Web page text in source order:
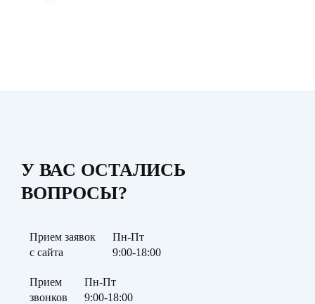
У ВАС ОСТАЛИСЬ
ВОПРОСЫ?
Прием заявок
с сайта
Пн-Пт
9:00-18:00
Прием
звонков
Пн-Пт
9:00-18:00